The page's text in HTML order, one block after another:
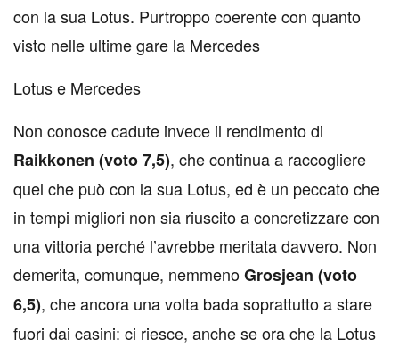
con la sua Lotus. Purtroppo coerente con quanto
visto nelle ultime gare la Mercedes
Lotus e Mercedes
Non conosce cadute invece il rendimento di
Raikkonen (voto 7,5), che continua a raccogliere
quel che può con la sua Lotus, ed è un peccato che
in tempi migliori non sia riuscito a concretizzare con
una vittoria perché l’avrebbe meritata davvero. Non
demerita, comunque, nemmenoGrosjean (voto
6,5), che ancora una volta bada soprattutto a stare
fuori dai casini: ci riesce, anche se ora che la Lotus